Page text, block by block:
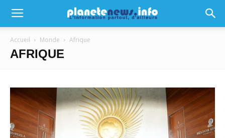
Accueil Monde Afrique
AFRIQUE